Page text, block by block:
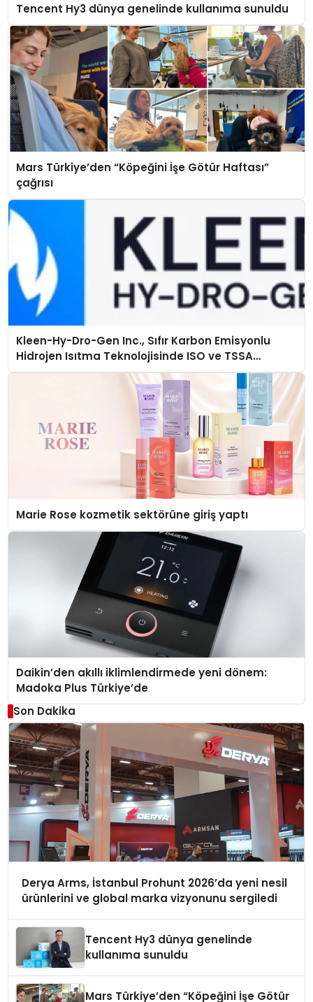
Tencent Hy3 dünya genelinde kullanıma sunuldu
Mars Türkiye’den “Köpeğini İşe Götür Haftası”
çağrısı
Kleen-Hy-Dro-Gen Inc., Sıfır Karbon Emisyonlu
Hidrojen Isıtma Teknolojisinde ISO ve TSSA
Düzenleyici Onaylarını Aldı
Marie Rose kozmetik sektörüne giriş yaptı
Daikin’den akıllı iklimlendirmede yeni dönem:
Madoka Plus Türkiye’de
Son Dakika
Derya Arms, İstanbul Prohunt 2026’da yeni nesil
ürünlerini ve global marka vizyonunu sergiledi
Tencent Hy3 dünya genelinde
kullanıma sunuldu
Mars Türkiye’den “Köpeğini İşe Götür